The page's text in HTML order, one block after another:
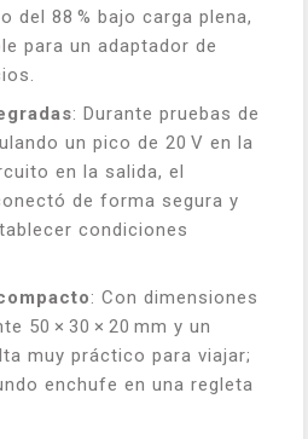
del 88 % bajo carga plena,
para un adaptador de
: Durante pruebas de
un pico de 20 V en la
en la salida, el
de forma segura y
condiciones
: Con dimensiones
50 × 30 × 20 mm y un
muy práctico para viajar;
enchufe en una regleta